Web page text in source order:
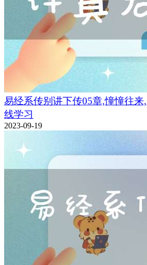
易经系传别讲下传05章,憧憧往
线学习
2023-09-19